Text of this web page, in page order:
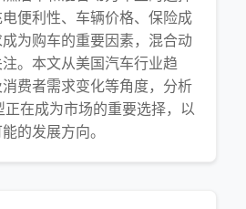
便利性、车辆价格、保险成
为购车的重要因素，混合动
。本文从美国汽车行业趋
费者需求变化等角度，分析
在成为市场的重要选择，以
的发展方向。